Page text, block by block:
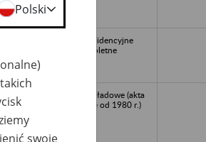
karty ewidencyjne
niekompletne
Akta zakładowe (akta
płacowe od 1980 r.)
Polski
swoje